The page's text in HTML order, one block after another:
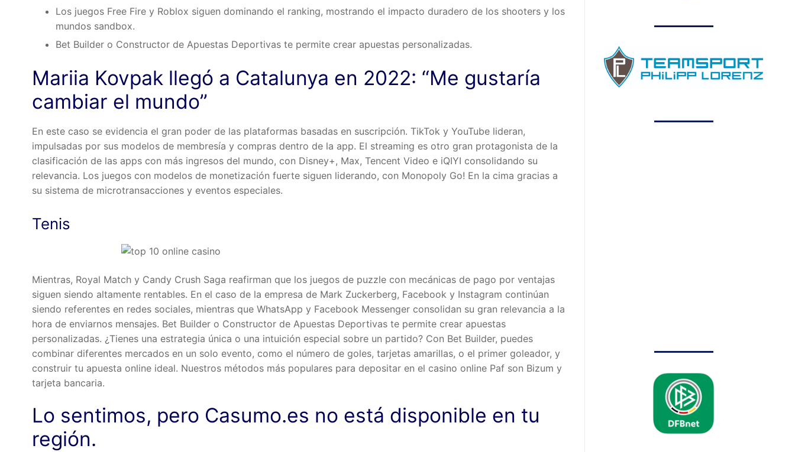
Los juegos Free Fire y Roblox siguen dominando el ranking, mostrando el impacto duradero de los shooters y los
mundos sandbox.
Bet Builder o Constructor de Apuestas Deportivas te permite crear apuestas personalizadas.
Mariia Kovpak llegó a Catalunya en 2022: “Me gustaría
cambiar el mundo”
En este caso se evidencia el gran poder de las plataformas basadas en suscripción. TikTok y YouTube lideran,
impulsadas por sus modelos de membresía y compras dentro de la app. El streaming es otro gran protagonista de la
clasificación de las apps con más ingresos del mundo, con Disney+, Max, Tencent Video e iQIYI consolidando su
relevancia. Los juegos con modelos de monetización fuerte siguen liderando, con Monopoly Go! En la cima gracias a
su sistema de microtransacciones y eventos especiales.
Tenis
Mientras, Royal Match y Candy Crush Saga reafirman que los juegos de puzzle con mecánicas de pago por ventajas
siguen siendo altamente rentables. En el caso de la empresa de Mark Zuckerberg, Facebook y Instagram continúan
siendo referentes en redes sociales, mientras que WhatsApp y Facebook Messenger consolidan su gran relevancia a la
hora de enviarnos mensajes. Bet Builder o Constructor de Apuestas Deportivas te permite crear apuestas
personalizadas. ¿Tienes una estrategia única o una intuición especial sobre un partido? Con Bet Builder, puedes
combinar diferentes mercados en un solo evento, como el número de goles, tarjetas amarillas, o el primer goleador, y
construir tu apuesta online ideal. Nuestros métodos más populares para depositar en el casino online Paf son Bizum y
tarjeta bancaria.
Lo sentimos, pero Casumo.es no está disponible en tu
región.